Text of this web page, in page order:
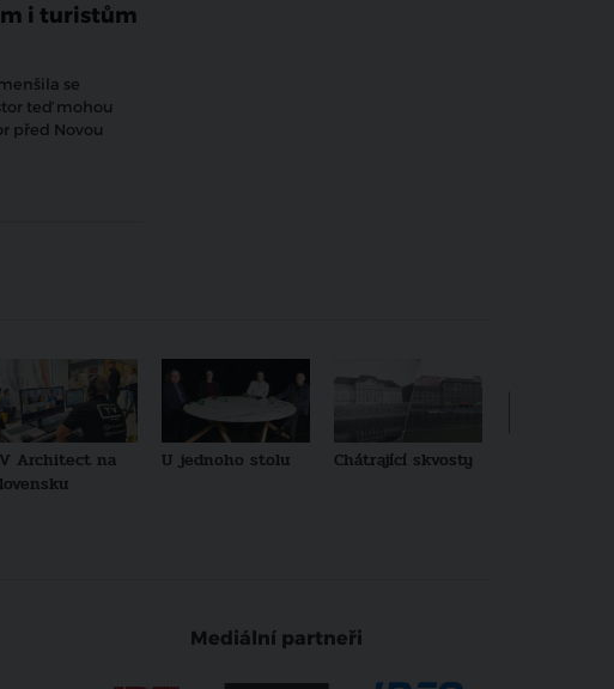
i turistům
se
teď mohou
před Novou
Architect na
U jednoho stolu Chátrající skvosty
Mediální partneři